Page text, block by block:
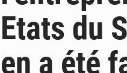
Etats du
en a été